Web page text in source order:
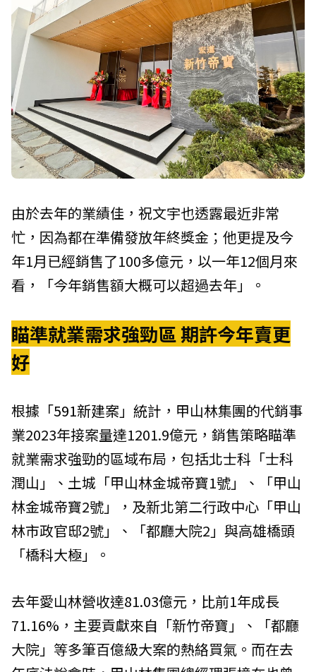
由於去年的業績佳，祝文宇也透露最近非常
忙，因為都在準備發放年終獎金；他更提及今
年1月已經銷售了100多億元，以一年12個月來
看，「今年銷售額大概可以超過去年」。
瞄準就業需求強勁區 期許今年賣更
好
根據「591新建案 」統計，甲山林集團的代銷事
業2023年接案量達1201.9億元，銷售策略瞄準
就業需求強勁的區域布局，包括北士科「士科
潤山」、土城「甲山林金城帝寶1號」、「甲山
林金城帝寶2號」，及新北第二行政中心「甲山
林市政官邸2號」、「都廳大院2」與高雄橋頭
「橋科大極」。
去年愛山林營收達81.03億元，比前1年成長
71.16%，主要貢獻來自「新竹帝寶」、「都廳
大院」等多筆百億級大案的熱絡買氣。而在去